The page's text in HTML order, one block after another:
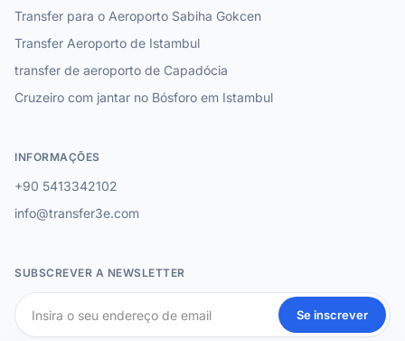
Transfer para o Aeroporto Sabiha Gokcen
Transfer Aeroporto de Istambul
transfer de aeroporto de Capadócia
Cruzeiro com jantar no Bósforo em Istambul
INFORMAÇÕES
+90 5413342102
info@transfer3e.com
SUBSCREVER A NEWSLETTER
Se inscrever